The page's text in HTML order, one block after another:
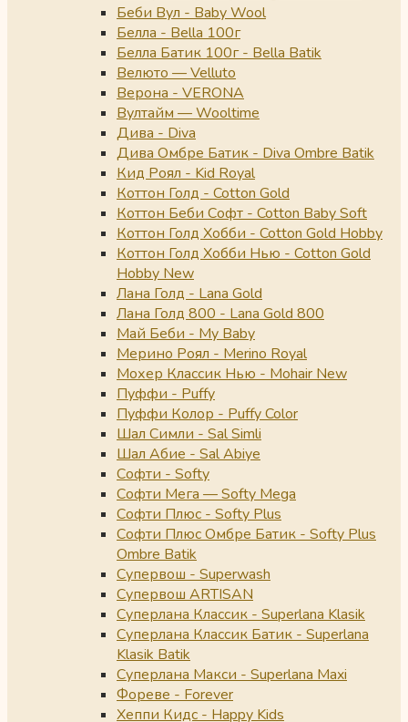
Беби Вул - Baby Wool
Белла - Bella 100г
Белла Батик 100г - Bella Batik
Велюто — Velluto
Верона - VERONA
Вултайм — Wooltime
Дива - Diva
Дива Омбре Батик - Diva Ombre Batik
Кид Роял - Kid Royal
Коттон Голд - Cotton Gold
Коттон Беби Софт - Cotton Baby Soft
Коттон Голд Хобби - Cotton Gold Hobby
Коттон Голд Хобби Нью - Cotton Gold
Hobby New
Лана Голд - Lana Gold
Лана Голд 800 - Lana Gold 800
Май Беби - My Baby
Мерино Роял - Merino Royal
Мохер Классик Нью - Mohair New
Пуффи - Puffy
Пуффи Колор - Puffy Color
Шал Симли - Sal Simli
Шал Абие - Sal Abiye
Софти - Softy
Софти Мега — Softy Mega
Софти Плюс - Softy Plus
Софти Плюс Омбре Батик - Softy Plus
Ombre Batik
Супервош - Superwash
Супервош ARTISAN
Суперлана Классик - Superlana Klasik
Суперлана Классик Батик - Superlana
Klasik Batik
Суперлана Макси - Superlana Maxi
Фореве - Forever
Хеппи Кидс - Happy Kids